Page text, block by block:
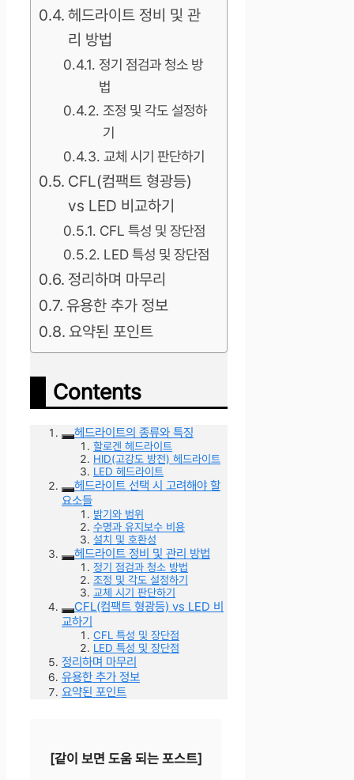
헤드라이트 정비 및 관
리 방법
정기 점검과 청소 방
법
조정 및 각도 설정하
기
교체 시기 판단하기
CFL(컴팩트 형광등)
vs LED 비교하기
CFL 특성 및 장단점
LED 특성 및 장단점
정리하며 마무리
유용한 추가 정보
요약된 포인트
Contents
헤드라이트의 종류와 특징
할로겐 헤드라이트
HID(고강도 방전) 헤드라이트
LED 헤드라이트
헤드라이트 선택 시 고려해야 할
요소들
밝기와 범위
수명과 유지보수 비용
설치 및 호환성
헤드라이트 정비 및 관리 방법
정기 점검과 청소 방법
조정 및 각도 설정하기
교체 시기 판단하기
CFL(컴팩트 형광등) vs LED 비
교하기
CFL 특성 및 장단점
LED 특성 및 장단점
정리하며 마무리
유용한 추가 정보
요약된 포인트
[같이 보면 도움 되는 포스트]